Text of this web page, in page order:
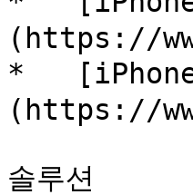
(https://
*   [iPhone
(https://
솔루션